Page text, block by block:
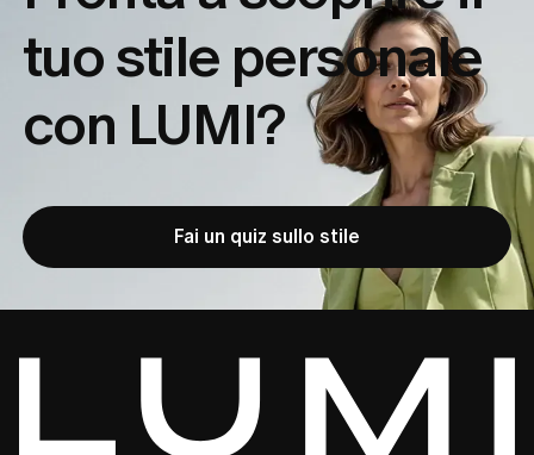
tuostile personale
con LUMI?
Fai un quiz sullo stile